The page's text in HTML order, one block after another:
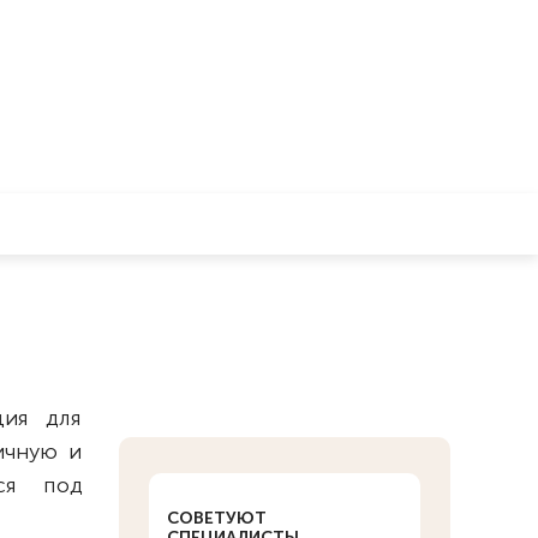
СОВЕТУЮТ
для
и
под